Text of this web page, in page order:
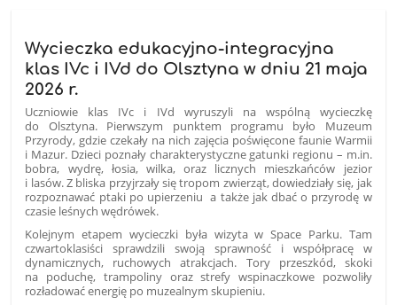
Wycieczka edukacyjno-integracyjna
klas IVc i IVd do Olsztyna w dniu 21 maja
2026 r.
Uczniowie klas IVc i IVd wyruszyli na wspólną wycieczkę
do Olsztyna. Pierwszym punktem programu było Muzeum
Przyrody, gdzie czekały na nich zajęcia poświęcone faunie Warmii
i Mazur. Dzieci poznały charakterystyczne gatunki regionu – m.in.
bobra, wydrę, łosia, wilka, oraz licznych mieszkańców jezior
i lasów. Z bliska przyjrzały się tropom zwierząt, dowiedziały się, jak
rozpoznawać ptaki po upierzeniu a także jak dbać o przyrodę w
czasie leśnych wędrówek.
Kolejnym etapem wycieczki była wizyta w Space Parku. Tam
czwartoklasiści sprawdzili swoją sprawność i współpracę w
dynamicznych, ruchowych atrakcjach. Tory przeszkód, skoki
na poduchę, trampoliny oraz strefy wspinaczkowe pozwoliły
rozładować energię po muzealnym skupieniu.